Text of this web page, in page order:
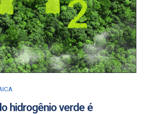
hidrogênio verde é